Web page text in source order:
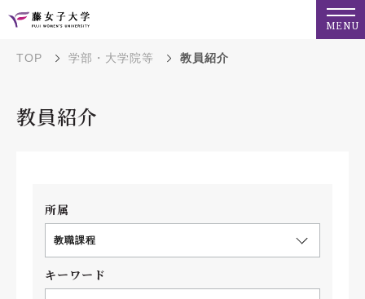
MENU
TOP 学部・大学院等 教員紹介
教員紹介
所属
教職課程
キーワード